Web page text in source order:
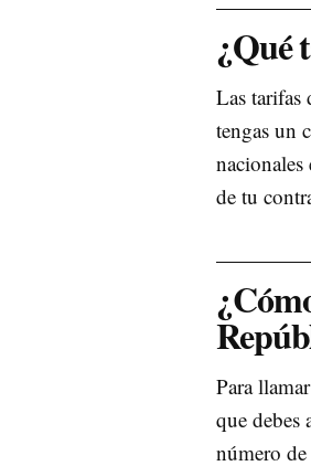
¿Qué
Las tarifas
tengas un
de tu
Para
que debes
número